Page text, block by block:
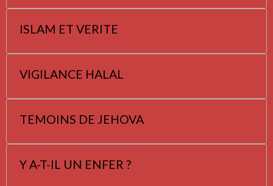
ISLAM ET VERITE
VIGILANCE HALAL
TEMOINS DE JEHOVA
Y A-T-IL UN ENFER ?